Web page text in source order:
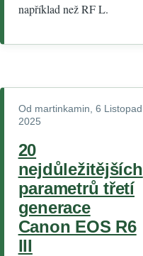
například než RF L.
Od martinkamin , 6 Listopad
2025
20
nejdůležitějších
parametrů třetí
generace
Canon EOS R6
III